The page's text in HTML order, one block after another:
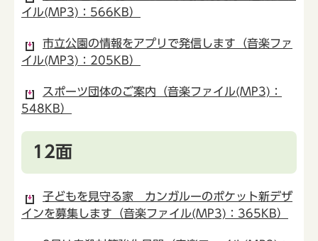
イル(MP3)：566KB）
市立公園の情報をアプリで発信します（音楽ファ
イル(MP3)：205KB）
スポーツ団体のご案内（音楽ファイル(MP3)：
548KB）
12面
子どもを見守る家 カンガルーのポケット新デザ
インを募集します（音楽ファイル(MP3)：365KB）